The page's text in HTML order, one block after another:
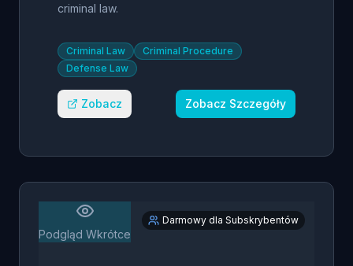
criminal law.
Criminal Law
Criminal Procedure
Defense Law
Zobacz Zobacz Szczegóły
Podgląd Wkrótce
Darmowy dla Subskrybentów